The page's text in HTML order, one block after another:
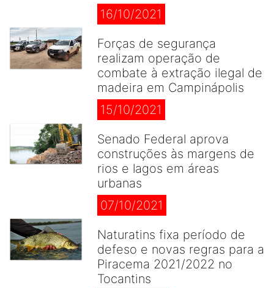
16/10/2021
Forças de segurança
realizam operação de
combate à extração ilegal de
madeira em Campinápolis
15/10/2021
Senado Federal aprova
construções às margens de
rios e lagos em áreas
urbanas
07/10/2021
Naturatins fixa período de
defeso e novas regras para a
Piracema 2021/2022 no
Tocantins